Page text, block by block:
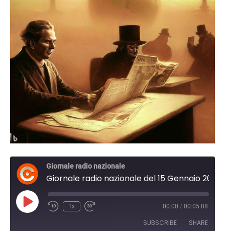
Giornale radio nazionale
Play
Episode
1x 00:00 / 00:05:08
SUBSCRIBE SHARE